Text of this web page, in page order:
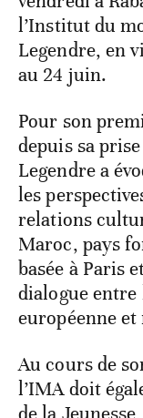
l’Institut du
Legendre, en
au 24 juin.
Pour son
depuis sa
Legendre a
les
relations
Maroc, pays
basée à Paris
dialogue entre
européenne
Au cours de
l’IMA doit